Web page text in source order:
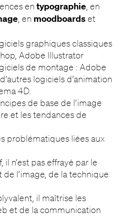
en typographie, en
, en moodboardset
graphiques classiques
Adobe Illustrator
de montage : Adobe
logiciels d’animation
4D.
de base de l’image
et les tendances de
problématiques liées aux
il n’est pas effrayé par le
l’image, de la technique
il maîtrise les
et de la communication